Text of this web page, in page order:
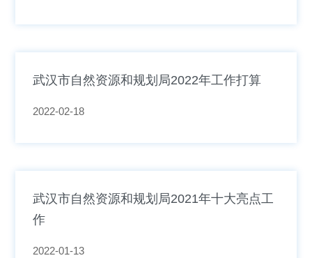
武汉市自然资源和规划局2022年工作打算
2022-02-18
武汉市自然资源和规划局2021年十大亮点工
作
2022-01-13